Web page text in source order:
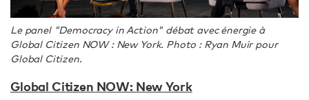
Le panel "Democracy in Action" débat avec énergie à
Global Citizen NOW : New York. Photo : Ryan Muir pour
Global Citizen.
Global Citizen NOW: New York